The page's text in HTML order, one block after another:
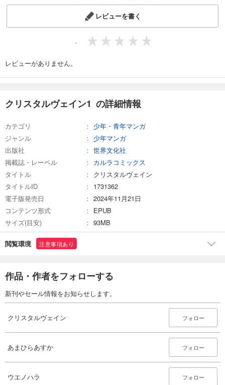
レビューを書く
-
レビューがありません。
クリスタルヴェイン1 の詳細情報
カテゴリ
少年・青年マンガ
ジャンル
少年マンガ
出版社
世界文化社
掲載誌・レーベル
カルラコミックス
タイトル
クリスタルヴェイン
タイトルID
1731362
電子版発売日
2024年11月21日
コンテンツ形式
EPUB
サイズ(目安)
93MB
閲覧環境 注意事項あり
作品・作者をフォローする
新刊やセール情報をお知らせします。
クリスタルヴェイン フォロー
あまひらあすか フォロー
ウエノハラ フォロー